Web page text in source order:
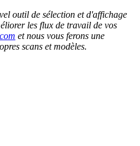
outil de sélection et d'affichage
les flux de travail de vos
et nous vous ferons une
scans et modèles.